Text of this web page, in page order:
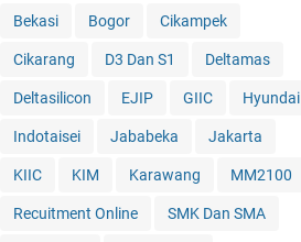
Bekasi Bogor Cikampek
Cikarang D3 Dan S1 Deltamas
Deltasilicon EJIP GIIC Hyundai
Indotaisei Jababeka Jakarta
KIIC KIM Karawang MM2100
Recuitment Online SMK Dan SMA